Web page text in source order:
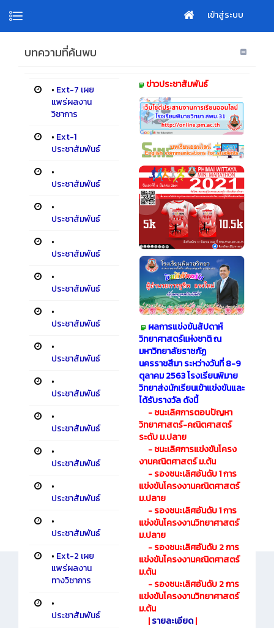
เข้าสู่ระบบ
บทความที่ค้นพบ
• Ext-7 เผย
แพร่ผลงาน
วิชาการ
• Ext-1
ประชาสัมพันธ์
•
ประชาสัมพันธ์
•
ประชาสัมพันธ์
•
ประชาสัมพันธ์
•
ประชาสัมพันธ์
•
ประชาสัมพันธ์
•
ประชาสัมพันธ์
•
ประชาสัมพันธ์
•
ประชาสัมพันธ์
•
ประชาสัมพันธ์
•
ประชาสัมพันธ์
•
ประชาสัมพันธ์
• Ext-2 เผย
แพร่ผลงาน
ทางวิชาการ
•
ประชาสัมพันธ์
ข่าวประชาสัมพันธ์
ผลการแข่งขันสัปดาห์
วิทยาศาสตร์แห่งชาติ ณ
มหาวิทยาลัยราชภัฏ
นครราชสีมา ระหว่างวันที่ 8-9
ตุลาคม 2563 โรงเรียนพิมาย
วิทยาส่งนักเรียนเข้าแข่งขันและ
ได้รับรางวัล ดังนี้
- ชนะเลิศการตอบปัญหา
วิทยาศาสตร์-คณิตศาสตร์
ระดับ ม.ปลาย
- ชนะเลิศการแข่งขันโครง
งานคณิตศาสตร์ ม.ต้น
- รองชนะเลิศอันดับ 1 การ
แข่งขันโครงงานคณิตศาสตร์
ม.ปลาย
- รองชนะเลิศอันดับ 1 การ
แข่งขันโครงงานวิทยาศาสตร์
ม.ปลาย
- รองชนะเลิศอันดับ 2 การ
แข่งขันโครงงานคณิตศาสตร์
ม.ต้น
- รองชนะเลิศอันดับ 2 การ
แข่งขันโครงงานวิทยาศาสตร์
ม.ต้น
|รายละเอียด|